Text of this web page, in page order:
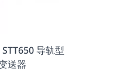
STT650 导轨型
送器